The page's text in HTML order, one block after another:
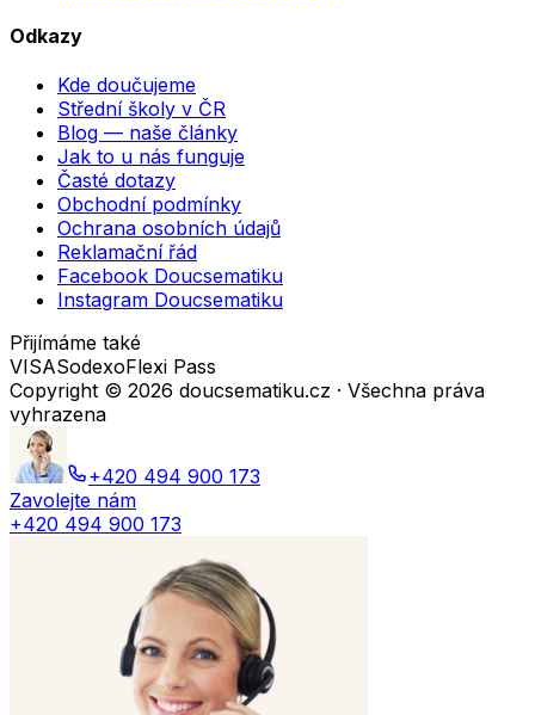
Odkazy
Kde doučujeme
Střední školy v ČR
Blog — naše články
Jak to u nás funguje
Časté dotazy
Obchodní podmínky
Ochrana osobních údajů
Reklamační řád
Facebook Doucsematiku
Instagram Doucsematiku
Přijímáme také
VISASodexoFlexi Pass
Copyright © 2026 doucsematiku.cz · Všechna práva
vyhrazena
+420 494 900 173
Zavolejte nám
+420 494 900 173